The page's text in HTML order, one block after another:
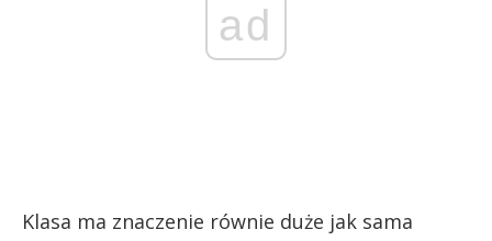
ad
Klasa ma znaczenie równie duże jak sama